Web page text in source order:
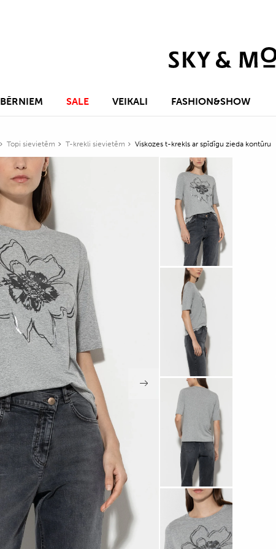
BĒRNIEM SALE VEIKALI FASHION&SHOW
Topi sievietēm T-krekli sievietēm Viskozes t-krekls ar spīdīgu zieda kontūru